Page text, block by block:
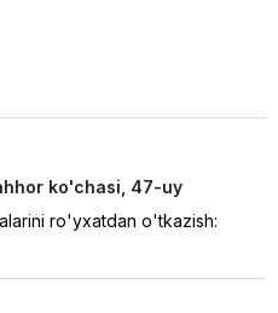
ko'chasi, 47-uy
ro'yxatdan o'tkazish: